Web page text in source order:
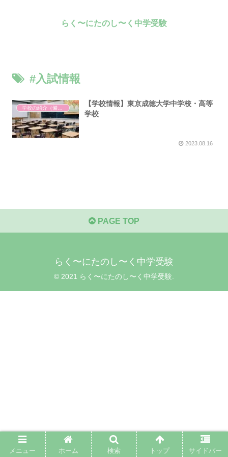
らく〜にたのし〜く中学受験
#入試情報
【学校情報】東京成徳大学中学校・高等
学校
2023.08.16
PAGE TOP
らく〜にたのし〜く中学受験
© 2021 らく〜にたのし〜く中学受験.
メニュー ホーム 検索 トップ サイドバー